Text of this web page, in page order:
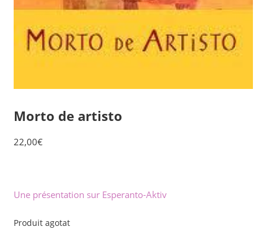
Morto de artisto
22,00€
Une présentation sur Esperanto-Aktiv
Produit agotat